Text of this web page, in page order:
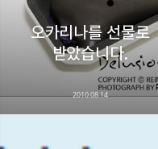
카카오스토리 밴드
오카리나를 선물로
받았습니다.
2010.08.14